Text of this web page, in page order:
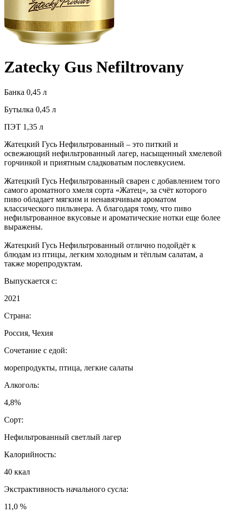
Zatecky Gus Nefiltrovany
Банка 0,45 л
Бутылка 0,45 л
ПЭТ 1,35 л
Жатецкий Гусь Нефильтрованный – это питкий и
освежающий нефильтрованный лагер, насыщенный хмелевой
горчинкой и приятным сладковатым послевкусием.
Жатецкий Гусь Нефильтрованный сварен с добавлением того
самого ароматного хмеля сорта «Жатец», за счёт которого
пиво обладает мягким и ненавязчивым ароматом
классического пильзнера. А благодаря тому, что пиво
нефильтрованное вкусовые и ароматические нотки еще более
выражены.
Жатецкий Гусь Нефильтрованный отлично подойдёт к
блюдам из птицы, легким холодным и тёплым салатам, а
также морепродуктам.
Выпускается с:
2021
Страна:
Россия, Чехия
Сочетание с едой:
морепродукты, птица, легкие салаты
Алкоголь:
4,8%
Сорт:
Нефильтрованный светлый лагер
Калорийность:
40 ккал
Экстрактивность начального сусла:
11,0 %